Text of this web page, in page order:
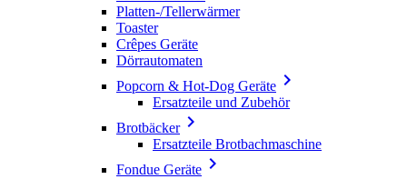
Platten-/Tellerwärmer
Toaster
Crêpes Geräte
Dörrautomaten
Popcorn & Hot-Dog Geräte 
Ersatzteile und Zubehör
Brotbäcker
Ersatzteile Brotbachmaschine
Fondue Geräte 